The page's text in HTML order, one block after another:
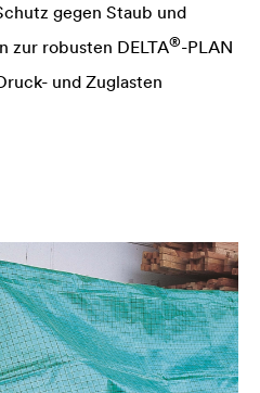
gegen Staub und
zur robusten DELTA®-PLAN
und Zuglasten